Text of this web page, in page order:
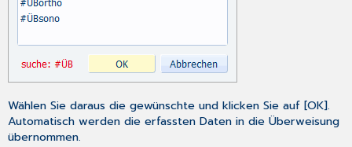
Wählen Sie daraus die gewünschte und klicken Sie auf [OK].
Automatisch werden die erfassten Daten in die Überweisung
übernommen.